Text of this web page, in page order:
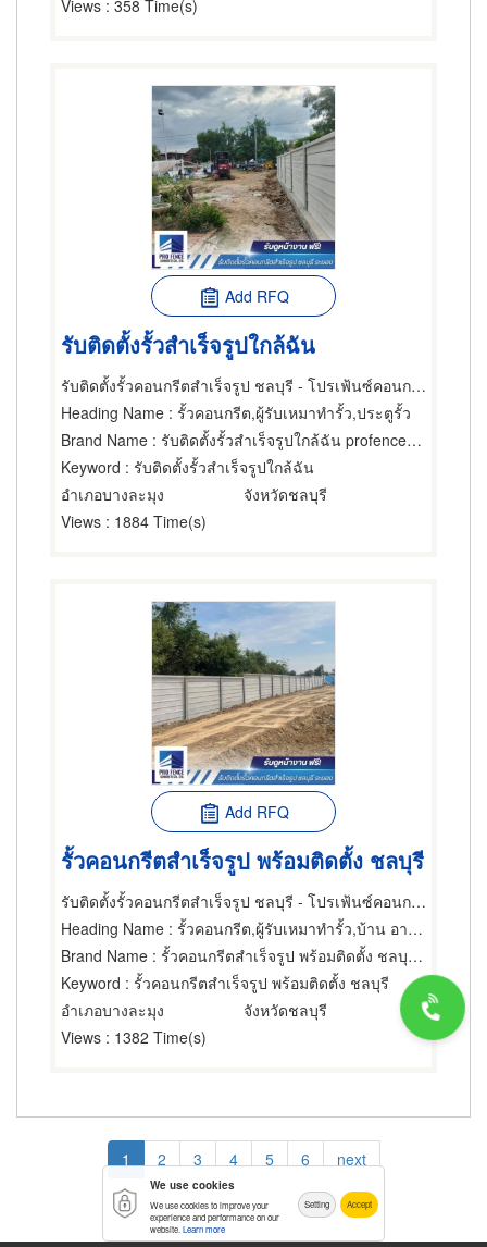
Views : 358 Time(s)
Add RFQ
รับติดตั้งรั้วสําเร็จรูปใกล้ฉัน
รับติดตั้งรั้วคอนกรีตสำเร็จรูป ชลบุรี - โปรเฟ้นซ์คอนกรีต
Heading Name : รั้วคอนกรีต,ผู้รับเหมาทำรั้ว,ประตูรั้ว
Brand Name : รับติดตั้งรั้วสําเร็จรูปใกล้ฉัน profenceconcrete
Keyword : รับติดตั้งรั้วสําเร็จรูปใกล้ฉัน
อำเภอบางละมุง
จังหวัดชลบุรี
Views : 1884 Time(s)
Add RFQ
รั้วคอนกรีตสำเร็จรูป พร้อมติดตั้ง ชลบุรี
รับติดตั้งรั้วคอนกรีตสำเร็จรูป ชลบุรี - โปรเฟ้นซ์คอนกรีต
Heading Name : รั้วคอนกรีต,ผู้รับเหมาทำรั้ว,บ้าน อาคารและโรงงานสำเร็จรูป
Brand Name : รั้วคอนกรีตสำเร็จรูป พร้อมติดตั้ง ชลบุรี profenceconcrete
Keyword : รั้วคอนกรีตสำเร็จรูป พร้อมติดตั้ง ชลบุรี
อำเภอบางละมุง
จังหวัดชลบุรี
Views : 1382 Time(s)
PaginationCurrent
page
1 Page
2 Page
3 Page
4 Page
5 Page
6
Next
next
We use cookies
We use cookies to improve your
experience and performance on our
website. Learn more
Setting Accept